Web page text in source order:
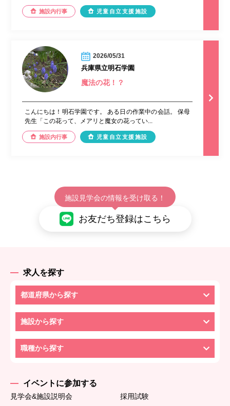
施設内行事 児童自立支援施設
2026/05/31
兵庫県立明石学園
魔法の花！？
こんにちは！明石学園です。 ある日の作業中の会話。 保母
先生「この花って、メアリと魔女の花ってい...
施設内行事 児童自立支援施設
施設見学会の情報を受け取る！
お友だち登録はこちら
求人を探す
都道府県から探す
施設から探す
職種から探す
イベントに参加する
見学会&施設説明会
採用試験